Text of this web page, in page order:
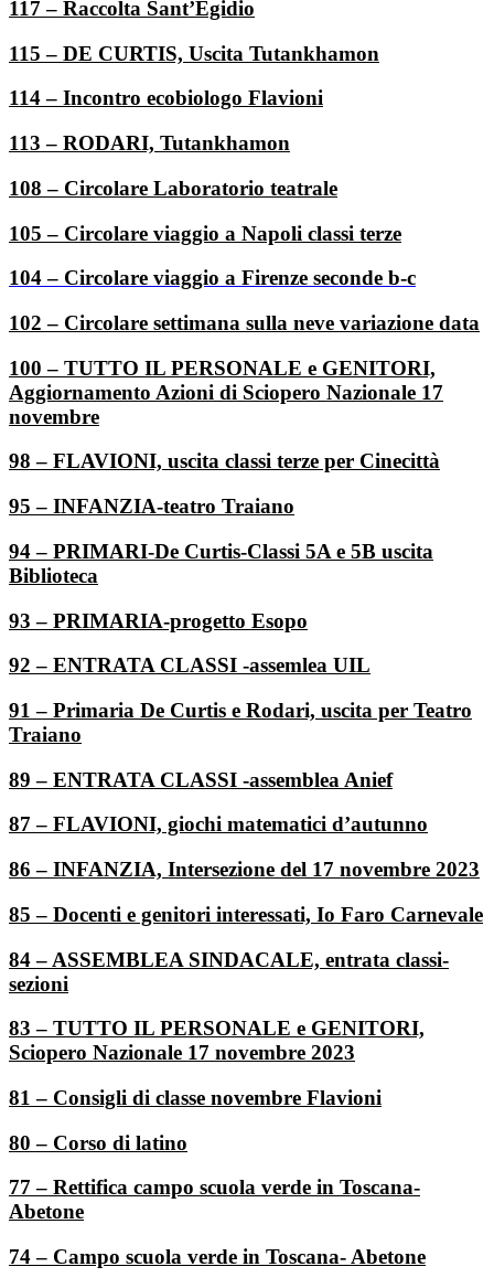
117 – Raccolta Sant’Egidio
115 – DE CURTIS, Uscita Tutankhamon
114 – Incontro ecobiologo Flavioni
113 – RODARI, Tutankhamon
108 – Circolare Laboratorio teatrale
105 – Circolare viaggio a Napoli classi terze
104 – Circolare viaggio a Firenze seconde b-c
102 – Circolare settimana sulla neve variazione data
100 – TUTTO IL PERSONALE e GENITORI,
Aggiornamento Azioni di Sciopero Nazionale 17
novembre
98 – FLAVIONI, uscita classi terze per Cinecittà
95 – INFANZIA-teatro Traiano
94 – PRIMARI-De Curtis-Classi 5A e 5B uscita
Biblioteca
93 – PRIMARIA-progetto Esopo
92 – ENTRATA CLASSI -assemlea UIL
91 – Primaria De Curtis e Rodari, uscita per Teatro
Traiano
89 – ENTRATA CLASSI -assemblea Anief
87 – FLAVIONI, giochi matematici d’autunno
86 – INFANZIA, Intersezione del 17 novembre 2023
85 – Docenti e genitori interessati, Io Faro Carnevale
84 – ASSEMBLEA SINDACALE, entrata classi-
sezioni
83 – TUTTO IL PERSONALE e GENITORI,
Sciopero Nazionale 17 novembre 2023
81 – Consigli di classe novembre Flavioni
80 – Corso di latino
77 – Rettifica campo scuola verde in Toscana-
Abetone
74 – Campo scuola verde in Toscana- Abetone